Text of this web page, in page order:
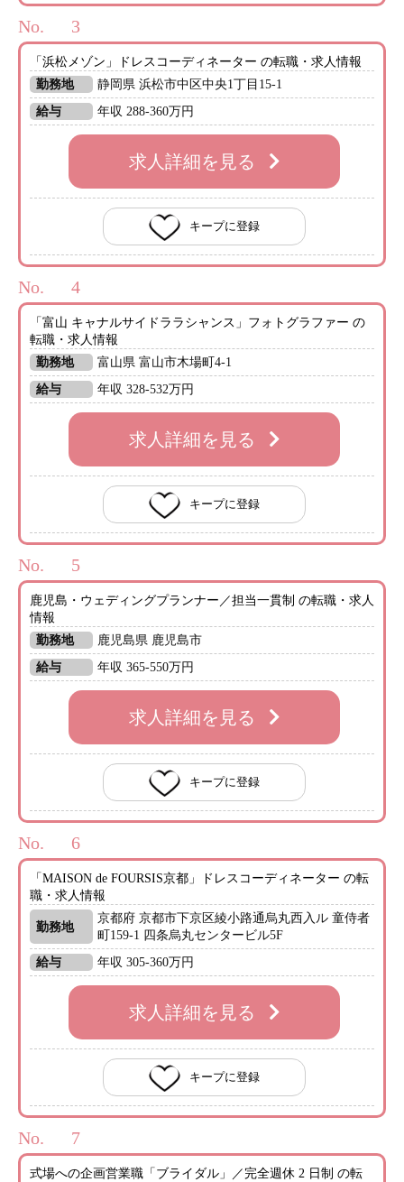
No.
「浜松メゾン」ドレスコーディネーター の転職・求人情報
勤務地
静岡県 浜松市中区中央1丁目15-1
給与
年収 288-360万円
求人詳細を見る
キープに登録
No.
「富山 キャナルサイドララシャンス」フォトグラファー の
転職・求人情報
勤務地
富山県 富山市木場町4-1
給与
年収 328-532万円
求人詳細を見る
キープに登録
No.
鹿児島・ウェディングプランナー／担当一貫制 の転職・求人
情報
勤務地
鹿児島県 鹿児島市
給与
年収 365-550万円
求人詳細を見る
キープに登録
No.
「MAISON de FOURSIS京都」ドレスコーディネーター の転
職・求人情報
勤務地
京都府 京都市下京区綾小路通烏丸西入ル 童侍者
町159-1 四条烏丸センタービル5F
給与
年収 305-360万円
求人詳細を見る
キープに登録
No.
式場への企画営業職「ブライダル」／完全週休 2 日制 の転